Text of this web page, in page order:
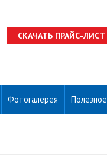
СКАЧАТЬ ПРАЙС-ЛИСТ
Фотогалерея Полезное